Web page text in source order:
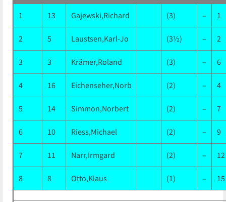
1 13 Gajewski,Richard (3) – 1
2 5 Laustsen,Karl-Jo (3½) – 2
3 3 Krämer,Roland (3) – 6
4 16 Eichenseher,Norb (2) – 4
5 14 Simmon,Norbert (2) – 7
6 10 Riess,Michael (2) – 9
7 11 Narr,Irmgard (2) – 12
8 8 Otto,Klaus (1) – 15